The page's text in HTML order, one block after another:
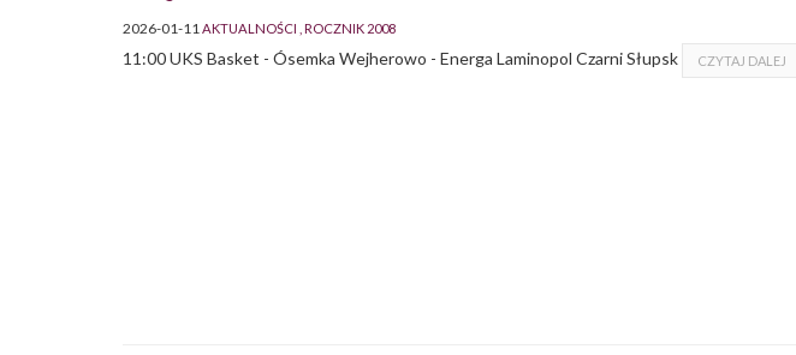
2026-01-11AKTUALNOŚCI ROCZNIK 2008
11:00 UKS Basket - Ósemka Wejherowo - Energa Laminopol Czarni Słupsk CZYTAJ DALEJ